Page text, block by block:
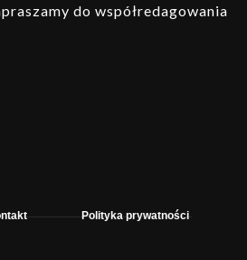
do współredagowania
Polityka prywatności